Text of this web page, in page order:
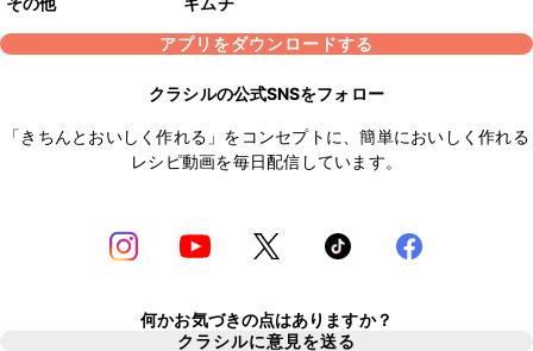
アプリをダウンロードする
クラシルの公式SNSをフォロー
「きちんとおいしく作れる」をコンセプトに、簡単においしく作れる
レシピ動画を毎日配信しています。
何かお気づきの点はありますか？
クラシルに意見を送る